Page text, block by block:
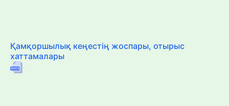
Қамқоршылық кеңестің жоспары, отырыс
хаттамалары